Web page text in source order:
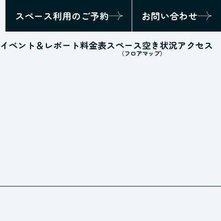
イベント＆レポート料金表スペース空き状況
（フロアマップ）
アクセス
スペース利用のご予約 お問い合わせ